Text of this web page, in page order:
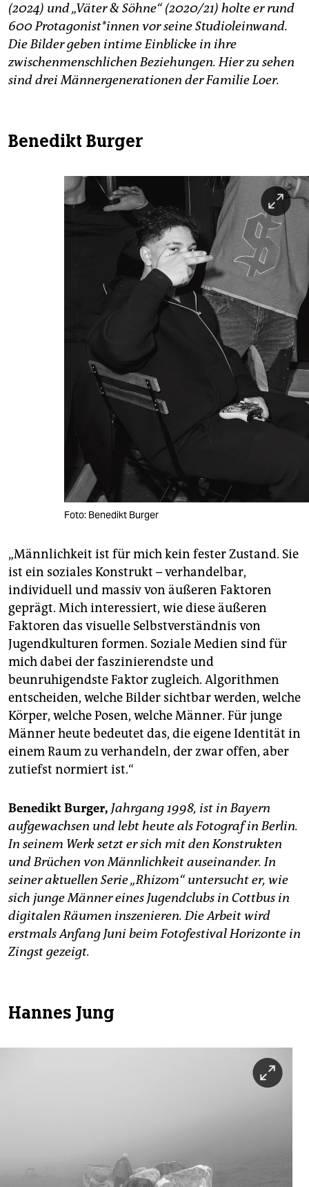
(2024) und „Väter & Söhne“ (2020/21) holte er rund
600 Protagonist*innen vor seine Studioleinwand.
Die Bilder geben intime Einblicke in ihre
zwischenmenschlichen Beziehungen. Hier zu sehen
sind drei Männergenerationen der Familie Loer.
Benedikt Burger
Foto: Benedikt Burger
„Männlichkeit ist für mich kein fester Zustand. Sie
ist ein soziales Konstrukt – verhandelbar,
individuell und massiv von äußeren Faktoren
geprägt. Mich interessiert, wie diese äußeren
Faktoren das visuelle Selbstverständnis von
Jugendkulturen formen. Soziale Medien sind für
mich dabei der faszinierendste und
beunruhigendste Faktor zugleich. Algorithmen
entscheiden, welche Bilder sichtbar werden, welche
Körper, welche Posen, welche Männer. Für junge
Männer heute bedeutet das, die eigene Identität in
einem Raum zu verhandeln, der zwar offen, aber
zutiefst normiert ist.“
Benedikt Burger, Jahrgang 1998, ist in Bayern
aufgewachsen und lebt heute als Fotograf in Berlin.
In seinem Werk setzt er sich mit den Konstrukten
und Brüchen von Männlichkeit auseinander. In
seiner aktuellen Serie „Rhizom“ untersucht er, wie
sich junge Männer eines Jugendclubs in Cottbus in
digitalen Räumen inszenieren. Die Arbeit wird
erstmals Anfang Juni beim Fotofestival Horizonte in
Zingst gezeigt.
Hannes Jung